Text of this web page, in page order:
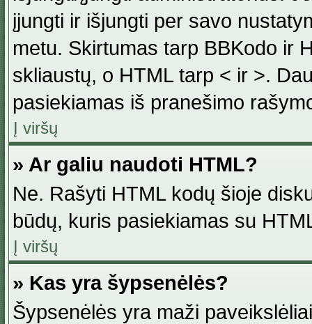
įjungti ir išjungti per savo
metu. Skirtumas tarp BBKodo ir
skliaustų, o HTML tarp < ir >.
pasiekiamas iš pranešimo
Į viršų
» Ar galiu naudoti HTML?
Ne. Rašyti HTML kodų šioje
būdų, kuris pasiekiamas su
Į viršų
» Kas yra šypsenėlės?
Šypsenėlės yra maži